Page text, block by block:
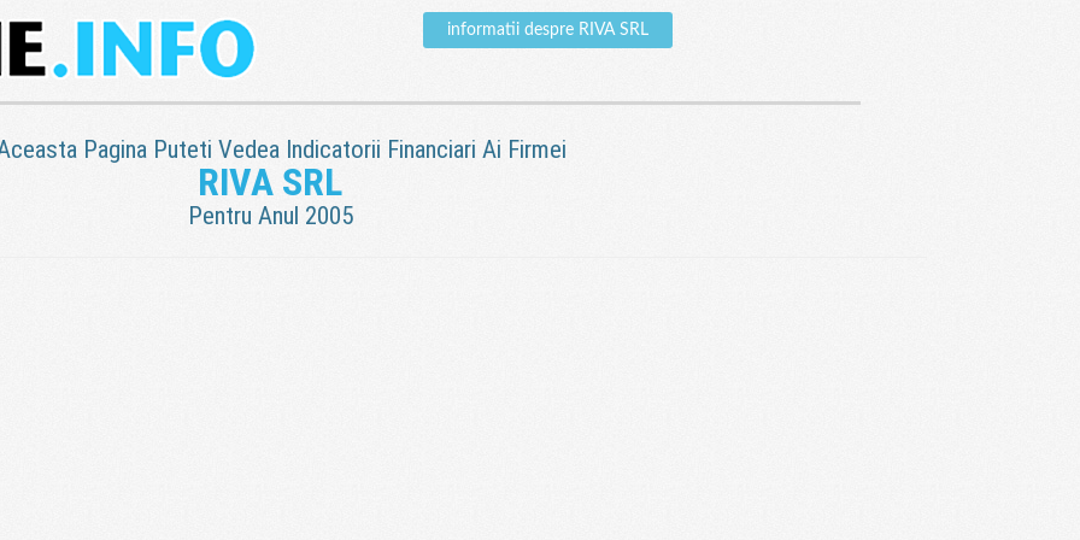
informatii despre RIVA SRL
Pagina Puteti Vedea Indicatorii Financiari Ai Firmei
RIVA SRL
Pentru Anul 2005